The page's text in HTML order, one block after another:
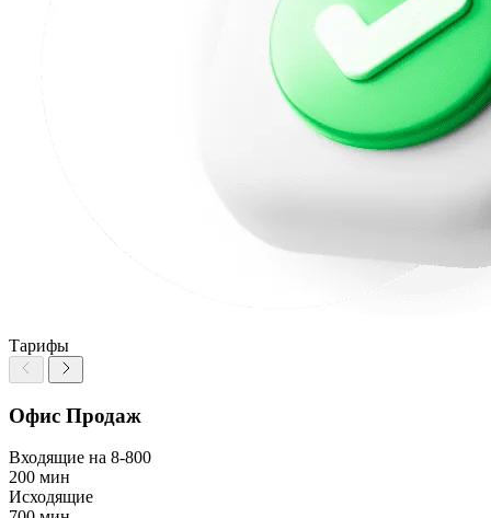
Тарифы
Офис Продаж
Входящие на 8-800
200 мин
Исходящие